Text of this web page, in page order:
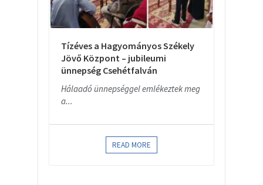
Tízéves a Hagyományos Székely
Jövő Központ – jubileumi
ünnepség Csehétfalván
Hálaadó ünnepséggel emlékeztek meg
a...
READ MORE